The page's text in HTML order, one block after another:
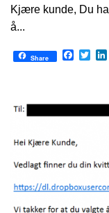
Kjære kunde, Du
å...
Share